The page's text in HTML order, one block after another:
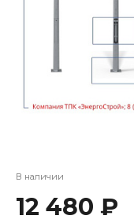
В наличии
12 480 ₽